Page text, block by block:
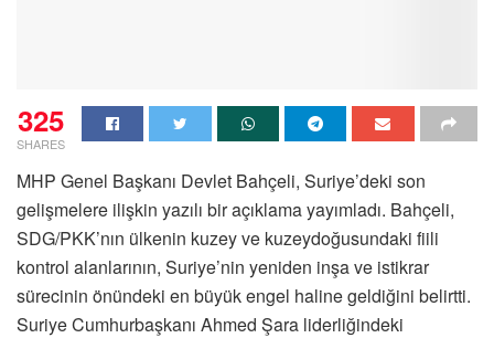
325
SHARES
MHP Genel Başkanı Devlet Bahçeli, Suriye’deki son
gelişmelere ilişkin yazılı bir açıklama yayımladı. Bahçeli,
SDG/PKK’nın ülkenin kuzey ve kuzeydoğusundaki fiili
kontrol alanlarının, Suriye’nin yeniden inşa ve istikrar
sürecinin önündeki en büyük engel haline geldiğini belirtti.
Suriye Cumhurbaşkanı Ahmed Şara liderliğindeki